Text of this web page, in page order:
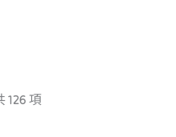
126 項